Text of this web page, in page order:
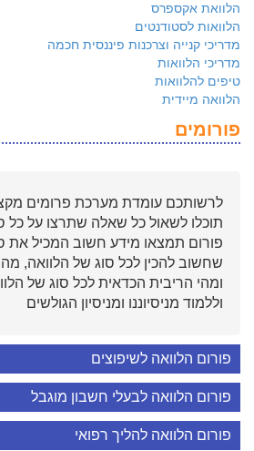
הלוואת אקספרס
הלוואות לסטודנטים
מדריכי קנייה וצרכנות פיננסית חכמה
מדריכי הלוואות
טיפים להלוואות
הלוואה מיידית
פורומים
לרשותכם עומדת מערכת פרומים
תוכלו לשאול כל שאלה שתרצו על כל
פורום תמצאו מידע חשוב המכיל את
שחשוב להכין לכל סוג של הלוואה,
ומהי הריבית הכדאית לכל סוג של
וללמוד מניסיוננו ומניסיון הגולשים
פורום הלוואה לשיפוצים
פורום הלוואה לבעלי חשבון מוגבל
פורום הלוואה להליך רפואי